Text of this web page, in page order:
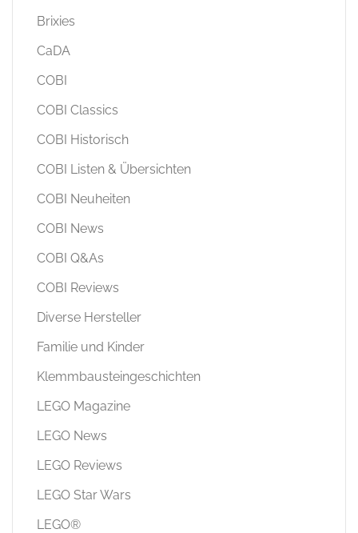
Brixies
CaDA
COBI
COBI Classics
COBI Historisch
COBI Listen & Übersichten
COBI Neuheiten
COBI News
COBI Q&As
COBI Reviews
Diverse Hersteller
Familie und Kinder
Klemmbausteingeschichten
LEGO Magazine
LEGO News
LEGO Reviews
LEGO Star Wars
LEGO®